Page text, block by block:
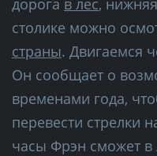
дорога в лес,
столике можно
страны. Двигаемся
Он сообщает о
временами года,
перевести стрелки
часы Фрэн сможет в